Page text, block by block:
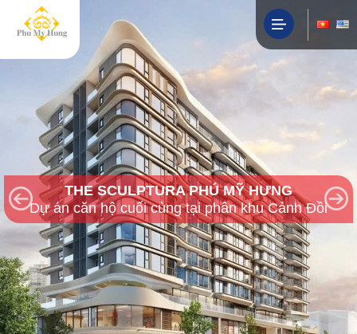
HỒNG HẠC CITY PHÚ MỸ HƯNG
Cập nhật giá bán mới nhất 09/2025